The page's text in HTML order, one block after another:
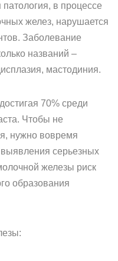
в процессе
желез, нарушается
Заболевание
названий –
мастодиния.
70% среди
Чтобы не
нужно вовремя
серьезных
железы риск
образования